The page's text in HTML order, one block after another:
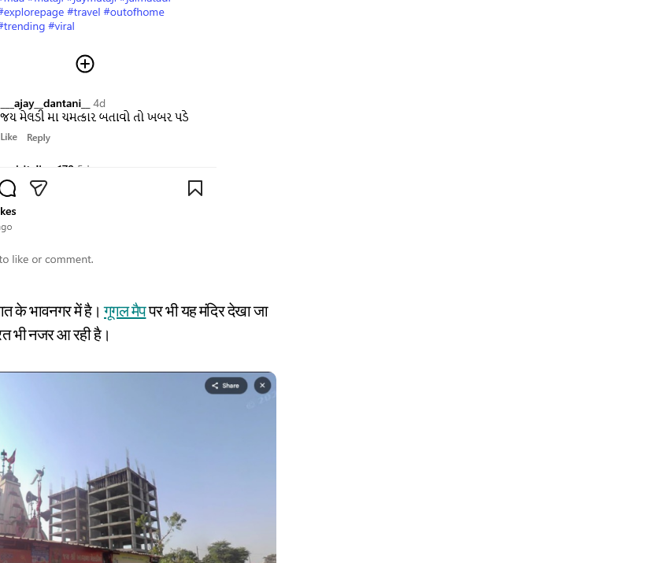
के भावनगर में है।गूगल मैपपर भी यह मंदिर देखा जा
भी नजर आ रही है।